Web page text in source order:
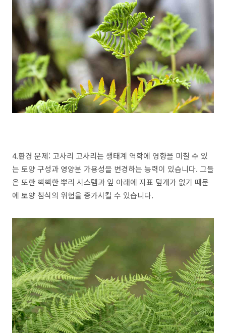
4.환경 문제: 고사리 고사리는 생태계 역학에 영향을 미칠 수 있
는 토양 구성과 영양분 가용성을 변경하는 능력이 있습니다. 그들
은 또한 빽빽한 뿌리 시스템과 잎 아래에 지표 덮개가 없기 때문
에 토양 침식의 위험을 증가시킬 수 있습니다.